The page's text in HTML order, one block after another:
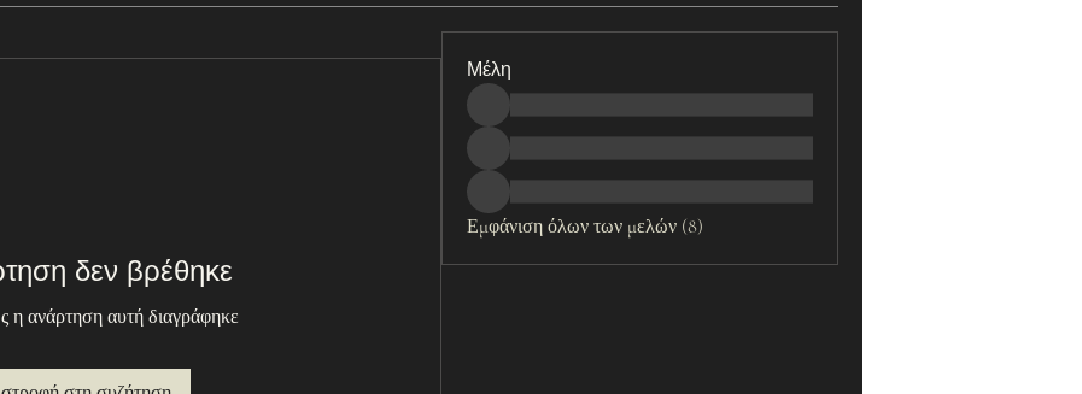
δεν βρέθηκε
η ανάρτηση αυτή διαγράφηκε
Μέλη
Εμφάνιση όλων των μελών (8)